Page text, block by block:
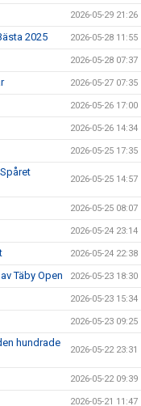
2026-05-29 21:26
2025 2026-05-28 11:55
2026-05-28 07:37
2026-05-27 07:35
2026-05-26 17:00
2026-05-26 14:34
2026-05-25 17:35
2026-05-25 14:57
2026-05-25 08:07
2026-05-24 23:14
2026-05-24 22:38
Täby Open 2026-05-23 18:30
2026-05-23 15:34
2026-05-23 09:25
hundrade
2026-05-22 23:31
2026-05-22 09:39
2026-05-21 11:47